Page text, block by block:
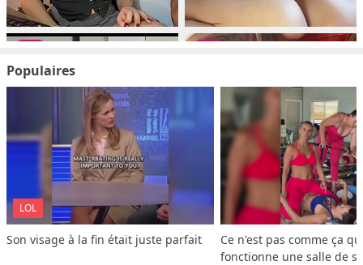
Populaires
LOL
Son visage à la fin était juste parfait
Ce n'est pas comme ça
fonctionne une salle de